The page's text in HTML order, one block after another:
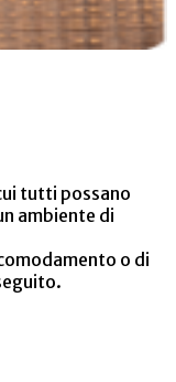
tutti possano
ambiente di
o di